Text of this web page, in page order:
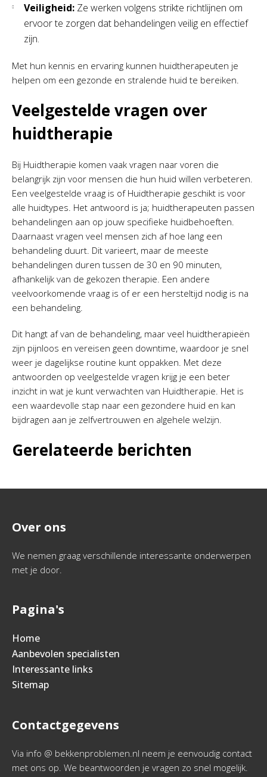
Veiligheid: Ze werken volgens strikte richtlijnen om
ervoor te zorgen dat behandelingen veilig en effectief
zijn.
Met hun kennis en ervaring kunnen huidtherapeuten je
helpen om een gezonde en stralende huid te bereiken.
Veelgestelde vragen over
huidtherapie
Bij Huidtherapie komen vaak vragen naar voren die
belangrijk zijn voor mensen die hun huid willen verbeteren.
Een veelgestelde vraag is of Huidtherapie geschikt is voor
alle huidtypes. Het antwoord is ja; huidtherapeuten passen
behandelingen aan op jouw specifieke huidbehoeften.
Daarnaast vragen veel mensen zich af hoe lang een
behandeling duurt. Dit varieert, maar de meeste
behandelingen duren tussen de 30 en 90 minuten,
afhankelijk van de gekozen therapie. Een andere
veelvoorkomende vraag is of er een hersteltijd nodig is na
een behandeling.
Dit hangt af van de behandeling, maar veel huidtherapieën
zijn pijnloos en vereisen geen downtime, waardoor je snel
weer je dagelijkse routine kunt oppakken. Met deze
antwoorden op veelgestelde vragen krijg je een beter
inzicht in wat je kunt verwachten van Huidtherapie. Het is
een waardevolle stap naar een gezondere huid en kan
bijdragen aan je zelfvertrouwen en algehele welzijn.
Gerelateerde berichten
Over ons
We nemen graag verschillende interessante onderwerpen
met je door.
Pagina's
Home
Aanbevolen specialisten
Interessante links
Sitemap
Contactgegevens
Via info @ bekkenproblemen.nl neem je eenvoudig contact
met ons op. We beantwoorden je vragen zo snel mogelijk.